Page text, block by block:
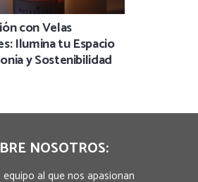
con Velas
Ilumina tu Espacio
y Sostenibilidad
NOSOTROS:
al que nos apasionan